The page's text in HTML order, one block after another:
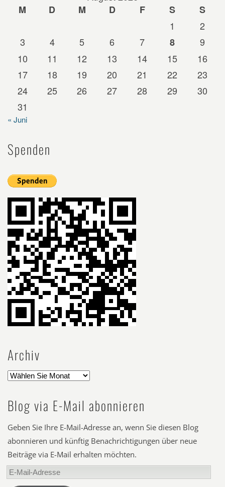
M
D M D F S
S
1
2
3
4 5 6 7 8
9
10
11 12 13 14 15
16
17
18 19 20 21 22
23
24
25 26 27 28 29
30
31
« Juni
Spenden
Archiv
Blog via E-Mail abonnieren
Geben Sie Ihre E-Mail-Adresse an, wenn Sie diesen Blog
abonnieren und künftig Benachrichtigungen über neue
Beiträge via E-Mail erhalten möchten.
E-
Mail-